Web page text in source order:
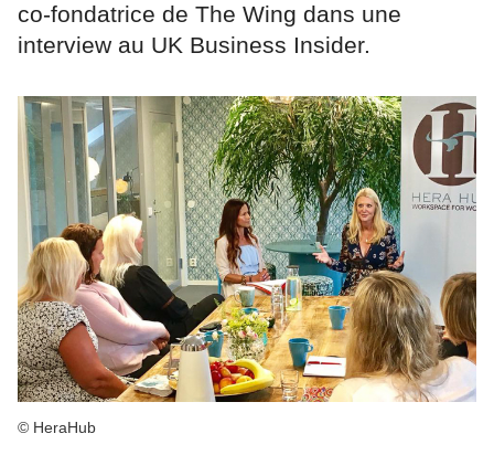
co-fondatrice de The Wing dans une
interview au UK Business Insider.
© HeraHub